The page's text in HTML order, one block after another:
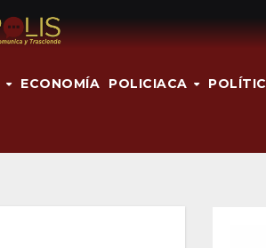
ECONOMÍA POLICIACA